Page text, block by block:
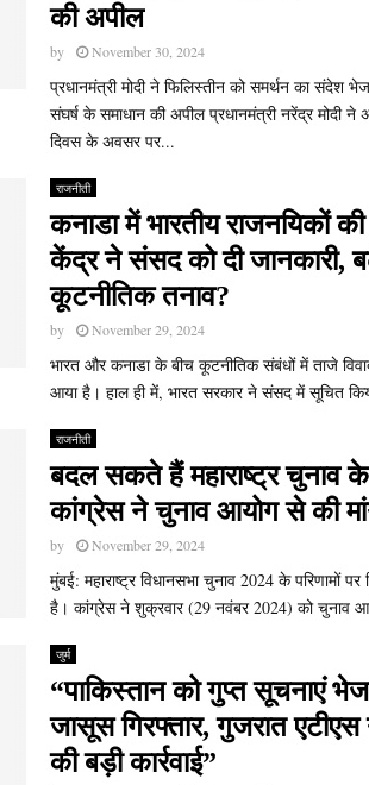
की अपील
by November 30, 2024
प्रधानमंत्री मोदी ने फिलिस्तीन को समर्थन का संदेश
संघर्ष के समाधान की अपील प्रधानमंत्री नरेंद्र मोदी ने
दिवस के अवसर पर...
राजनीती
कनाडा में भारतीय राजनयिकों की
केंद्र ने संसद को दी जानकारी,
कूटनीतिक तनाव?
by November 29, 2024
भारत और कनाडा के बीच कूटनीतिक संबंधों में ताजे
आया है। हाल ही में, भारत सरकार ने संसद में सूचित
राजनीती
बदल सकते हैं महाराष्ट्र चुनाव के
कांग्रेस ने चुनाव आयोग से की
by November 29, 2024
मुंबई: महाराष्ट्र विधानसभा चुनाव 2024 के परिणामों पर
है। कांग्रेस ने शुक्रवार (29 नवंबर 2024) को चुनाव
जुर्म
“पाकिस्तान को गुप्त सूचनाएं
जासूस गिरफ्तार, गुजरात
की बड़ी कार्रवाई”